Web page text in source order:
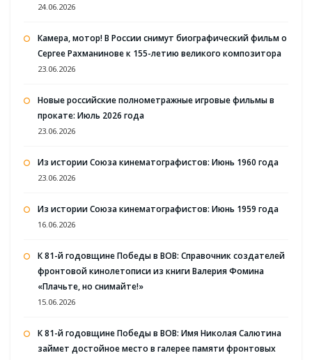
24.06.2026
Камера, мотор! В России снимут биографический фильм о
Сергее Рахманинове к 155-летию великого композитора
23.06.2026
Новые российские полнометражные игровые фильмы в
прокате: Июль 2026 года
23.06.2026
Из истории Союза кинематографистов: Июнь 1960 года
23.06.2026
Из истории Союза кинематографистов: Июнь 1959 года
16.06.2026
К 81-й годовщине Победы в ВОВ: Справочник создателей
фронтовой кинолетописи из книги Валерия Фомина
«Плачьте, но снимайте!»
15.06.2026
К 81-й годовщине Победы в ВОВ: Имя Николая Салютина
займет достойное место в галерее памяти фронтовых